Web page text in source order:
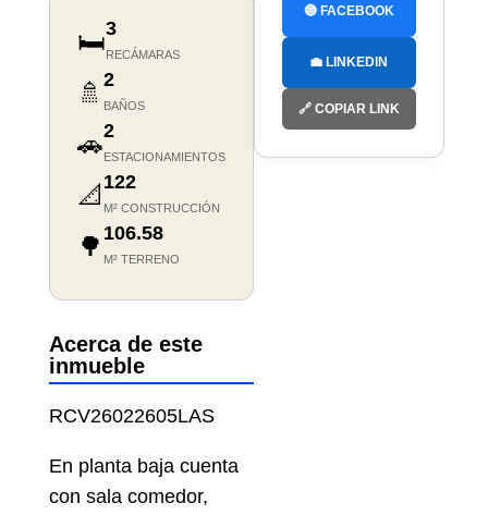
🛏️3
RECÁMARAS
🚿 2
BAÑOS
🚗2
ESTACIONAMIENTOS
📐 122
M² CONSTRUCCIÓN
🌳 106.58
M² TERRENO
Acerca de este
inmueble
RCV26022605LAS
En planta baja cuenta
con sala comedor,
🔵 FACEBOOK
💼 LINKEDIN
🔗 COPIAR LINK